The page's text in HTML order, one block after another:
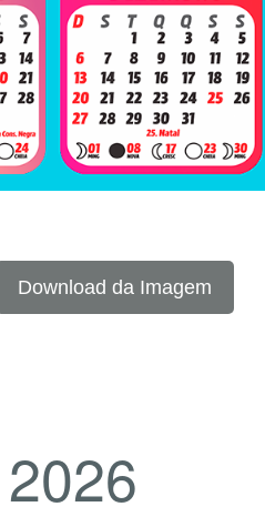
Download da Imagem